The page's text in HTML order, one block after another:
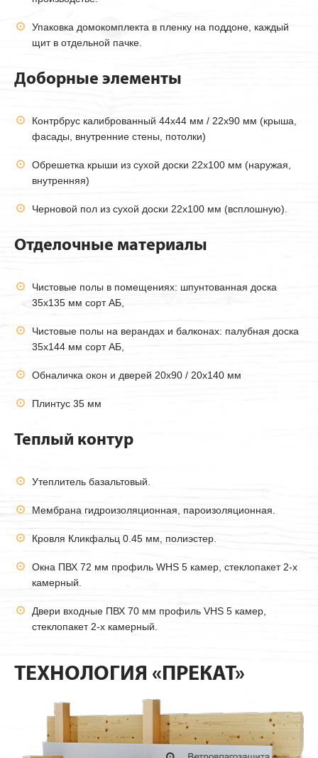
Упаковка домокомплекта в пленку на поддоне, каждый
щит в отдельной пачке.
Доборные элементы
Контрбрус калиброванный 44х44 мм / 22х90 мм (крыша,
фасады, внутренние стены, потолки)
Обрешетка крыши из сухой доски 22х100 мм (наружая,
внутренняя)
Черновой пол из сухой доски 22х100 мм (всплошную).
Отделочные материалы
Чистовые полы в помещениях: шпунтованная доска
35х135 мм сорт АБ,
Чистовые полы на верандах и балконах: палубная доска
35х144 мм сорт АБ,
Обналичка окон и дверей 20х90 / 20х140 мм
Плинтус 35 мм
Теплый контур
Утеплитель базальтовый.
Мембрана гидроизоляционная, пароизоляционная.
Кровля Кликфальц 0.45 мм, полиэстер.
Окна ПВХ 72 мм профиль WHS 5 камер, стеклопакет 2-х
камерный.
Двери входные ПВХ 70 мм профиль VHS 5 камер,
стеклопакет 2-х камерный.
ТЕХНОЛОГИЯ «ПРЕКАТ»